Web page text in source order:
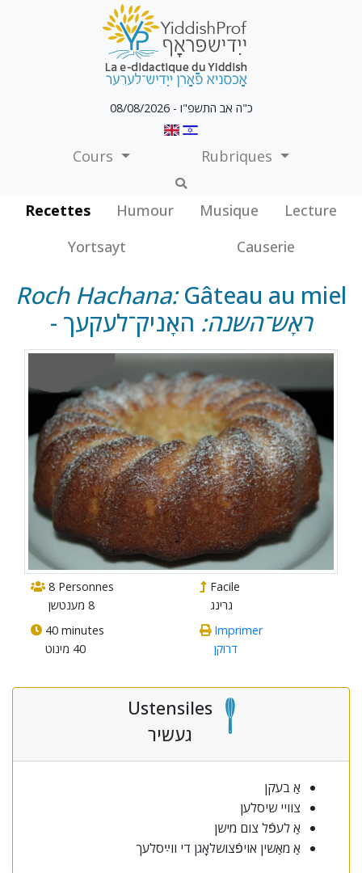
כ"ה אב התשפ"ו - 08/08/2026
Cours Rubriques
Recettes Humour Musique
Lecture
Yortsayt
Causerie
Roch Hachana:Gâteau au miel
-
ראָש־השנה: האָניק־לעקעך
8 Personnes
8 מענטשן
Facile
גרינג
40 minutes
40 מינוט
Imprimer
דרוקן
Ustensiles
געשיר
אַ בעקן
צוויי שיסלען
אַ לעפֿל צום מישן
אַ מאַשין אויפֿצושלאָגן די ווײַסלעך